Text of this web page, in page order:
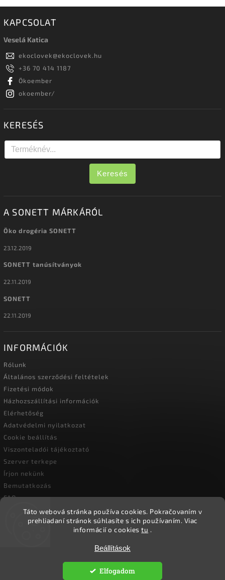
Táto webová stránka používa cookies. Pokračovaním v
prehliadaní stránok súhlasíte s ich používaním. Viac
informácií o cookiestu .
Beállítások
Elfogadom
KAPCSOLAT
Veselá Katica
ekoclovek@ekoclovek.hu
+36 70 414 1187
Ökoember
okoember/
KERESÉS
Keresés
A SONETT MÁRKÁRÓL
Öko drogéria SONETT
23.12.2019
SONETT tanúsítványok
22.11.2019
SONETT
22.11.2019
INFORMÁCIÓK
Rólunk
Általános szerződési feltételek
Fizetési módok
Házhozszállítási információk
Elérhetőség
Adatvédelmi nyilatkozat
Cookie beállítás
Viszonteladói tájékoztató
Szerver terkepe
Írjon nekünk
Bemutatkozás
FAQ
Vásárlási útmutató
Ökoember. Minden jog fenntartva.
Süti beállítások szerkesztése
Shoptet| DesignShoptak.cz.